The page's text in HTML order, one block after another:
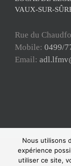
VAUX-SUR-
Rue du
Mobile: 0499/
Email:
Copyright ADL
droits réservés |
Nous utilisons
expérience
utiliser ce site,